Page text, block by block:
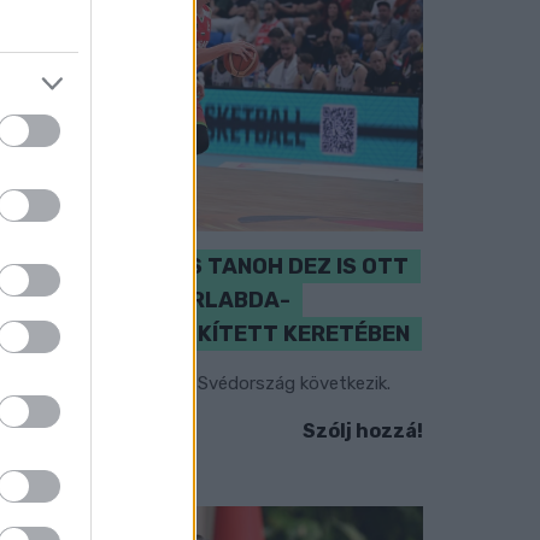
PERL, VÁRADI ÉS TANOH DEZ IS OTT
VAN A FÉRFI KOSÁRLABDA-
SZŰKÍTETT KERETÉBEN
Szlovénia és Svédország következik.
Szólj hozzá!